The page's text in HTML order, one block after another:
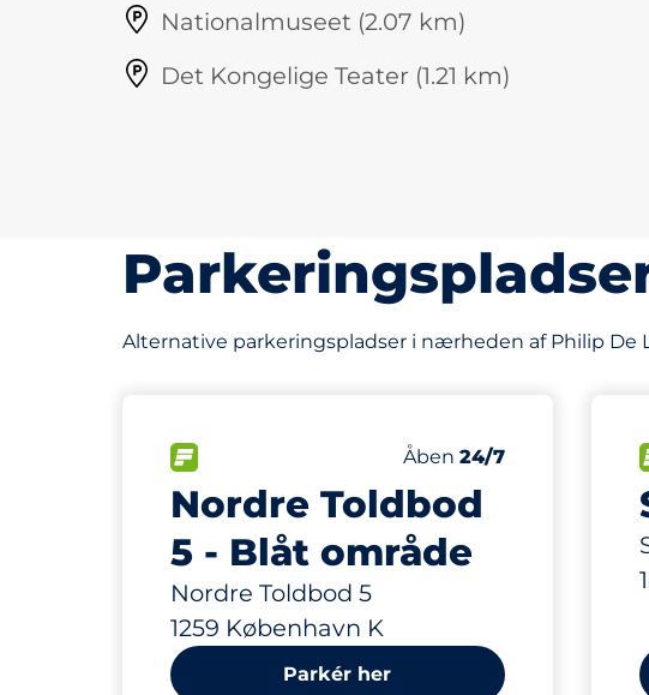
Nationalmuseet (2.07 km)
Det Kongelige Teater (1.21 km)
Alternative parkeringspladser i nærheden af Philip De
Nordre Toldbod
5 - Blåt område
Nordre Toldbod 5
1259 København K
Antal parkeringspladser:
Antal pladser i alt
63
Åben 24/7
Parkér her